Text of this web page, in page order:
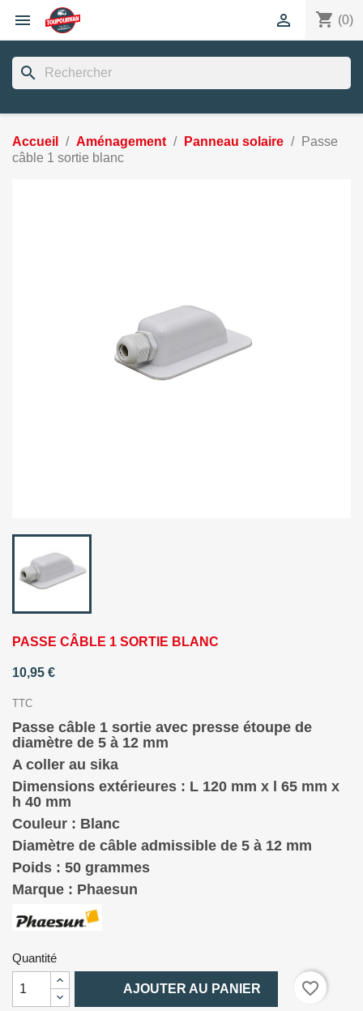
 shopping_cart (0)

search
Accueil Aménagement Panneau solaire
Passe
câble 1 sortie blanc
PASSE CÂBLE 1 SORTIE BLANC
10,95 €
TTC
Passe câble 1 sortie avec presse étoupe de
diamètre de 5 à 12 mm
A coller au sika
Dimensions extérieures : L 120 mm x l 65 mm x
h 40 mm
Couleur : Blanc
Diamètre de câble admissible de 5 à 12 mm
Poids : 50 grammes
Marque : Phaesun
Quantité
AJOUTER AU PANIER
favorite_border